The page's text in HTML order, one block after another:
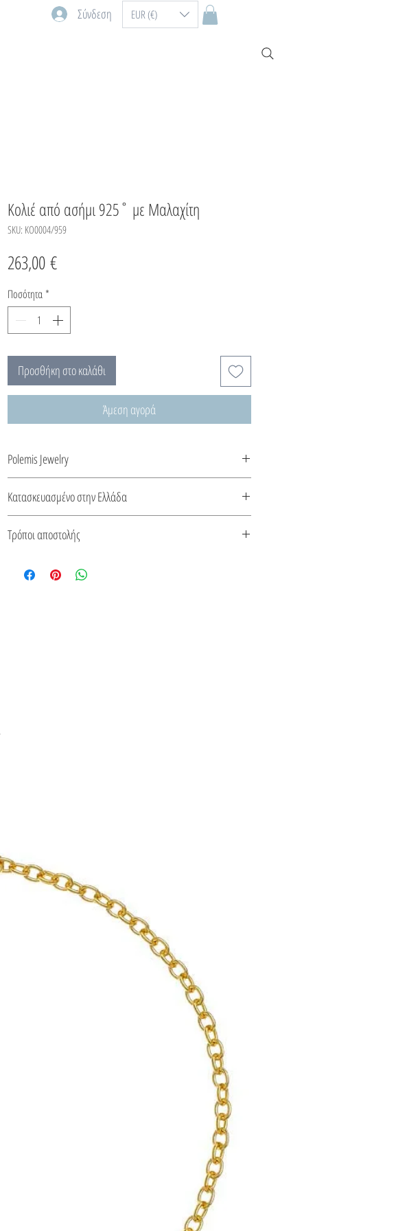
Σύνδεση EUR (€)
Κολιέ από ασήμι 925˚ με Μαλαχίτη
SKU: KO0004/959
263,00 €Τιμή
Ποσότητα *
Προσθήκη στο καλάθι
Άμεση αγορά
Polemis Jewelry
σπειροειδή κίνηση του χρόνου.
Κατασκευασμένο στην Ελλάδα
από πιστοποιητικό για το είδος του μετάλλου και την πέτρα
Τρόποι αποστολής